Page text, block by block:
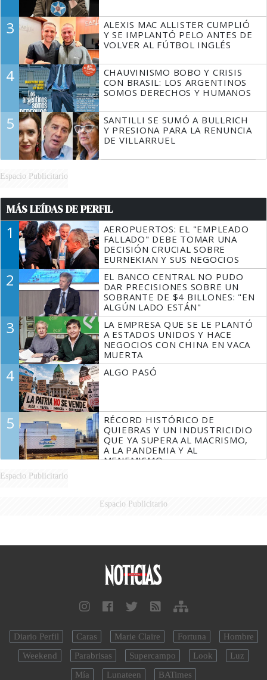
3
ALEXIS MAC ALLISTER CUMPLIÓ
Y SE IMPLANTÓ PELO ANTES DE
VOLVER AL FÚTBOL INGLÉS
4
CHAUVINISMO BOBO Y CRISIS
CON BRASIL: LOS ARGENTINOS
SOMOS DERECHOS Y HUMANOS
5
SANTILLI SE SUMÓ A BULLRICH
Y PRESIONA PARA LA RENUNCIA
DE VILLARRUEL
Espacio Publicitario
MÁS LEÍDAS DE PERFIL
1
AEROPUERTOS: EL "EMPLEADO
FALLADO" DEBE TOMAR UNA
DECISIÓN CRUCIAL SOBRE
EURNEKIAN Y SUS NEGOCIOS
2
EL BANCO CENTRAL NO PUDO
DAR PRECISIONES SOBRE UN
SOBRANTE DE $4 BILLONES: "EN
ALGÚN LADO ESTÁN"
3
LA EMPRESA QUE SE LE PLANTÓ
A ESTADOS UNIDOS Y HACE
NEGOCIOS CON CHINA EN VACA
MUERTA
4 ALGO PASÓ
5
RÉCORD HISTÓRICO DE
QUIEBRAS Y UN INDUSTRICIDIO
QUE YA SUPERA AL MACRISMO,
A LA PANDEMIA Y AL
MENEMISMO
Espacio Publicitario
Espacio Publicitario
Diario Perfil Caras Marie Claire Fortuna
Hombre
Weekend
Parabrisas Supercampo Look
Luz
Mía
Lunateen BATimes